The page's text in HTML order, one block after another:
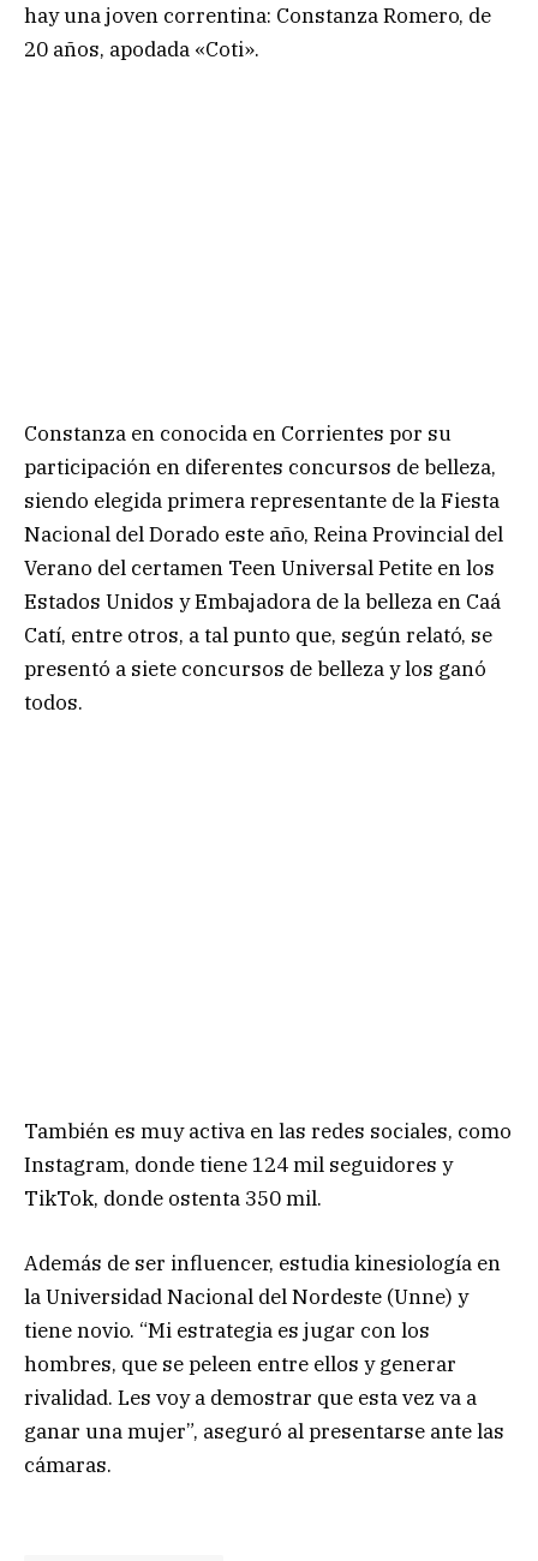
hay una joven correntina: Constanza Romero, de
20 años, apodada «Coti».
Constanza en conocida en Corrientes por su
participación en diferentes concursos de belleza,
siendo elegida primera representante de la Fiesta
Nacional del Dorado este año, Reina Provincial del
Verano del certamen Teen Universal Petite en los
Estados Unidos y Embajadora de la belleza en Caá
Catí, entre otros, a tal punto que, según relató, se
presentó a siete concursos de belleza y los ganó
todos.
También es muy activa en las redes sociales, como
Instagram, donde tiene 124 mil seguidores y
TikTok, donde ostenta 350 mil.
Además de ser influencer, estudia kinesiología en
la Universidad Nacional del Nordeste (Unne) y
tiene novio. “Mi estrategia es jugar con los
hombres, que se peleen entre ellos y generar
rivalidad. Les voy a demostrar que esta vez va a
ganar una mujer”, aseguró al presentarse ante las
cámaras.